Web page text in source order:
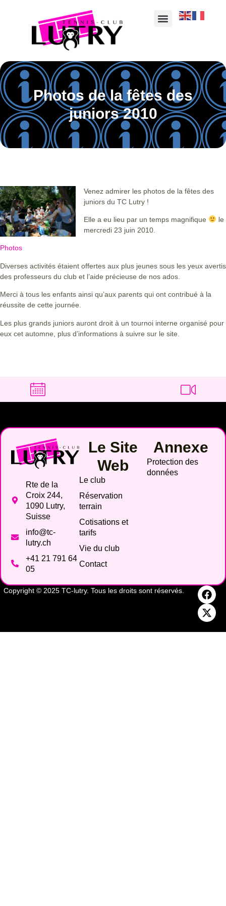
Photos de la fêtes des
juniors 2010
Venez admirer les photos de la fêtes des
juniors du TC Lutry !
Elle a eu lieu par un temps magnifique
le
mercredi 23 juin 2010.
Photos
Diverses activités étaient offertes aux plus jeunes sous les yeux avertis
des professeurs du club et l’aide précieuse de nos ados.
Merci à tous les enfants ainsi qu’aux parents qui ont contribué à la
réussite de cette journée.
Les plus grands juniors auront droit à un tournoi interne organisé pour
eux cet automne, plus d’informations à suivre sur le site.
Rte de la
Croix 244,
1090 Lutry,
Suisse
info@tc-
lutry.ch
+41 21 791 64
05
Le Site
Web
Le club
Réservation
terrain
Cotisations et
tarifs
Vie du club
Contact
Annexe
Protection des
données
Copyright © 2025 TC-lutry. Tous les droits sont réservés.